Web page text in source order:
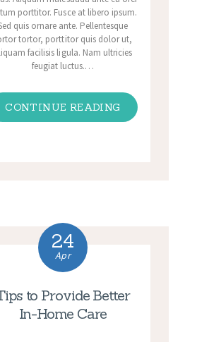
porttitor. Fusce at libero ipsum.
quis ornare ante. Pellentesque
tortor, porttitor quis dolor ut,
facilisis ligula. Nam ultricies
feugiat luctus.…
CONTINUE READING
24
Apr
to Provide Better
In-Home Care